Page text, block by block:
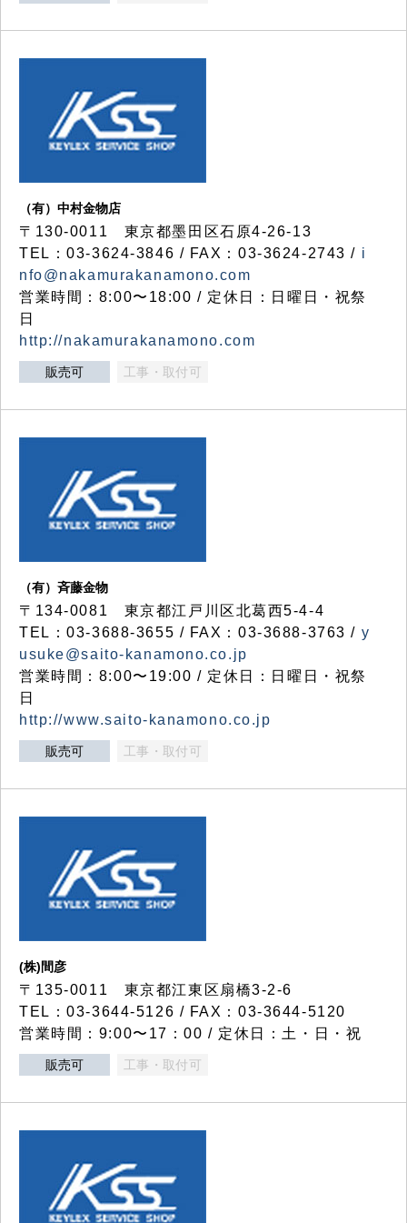
（有）中村金物店
〒130-0011 東京都墨田区石原4-26-13
TEL：03-3624-3846 / FAX：03-3624-2743 / i
nfo@nakamurakanamono.com
営業時間：8:00〜18:00 / 定休日：日曜日・祝祭
日
http://nakamurakanamono.com
販売可 工事・取付可
（有）斉藤金物
〒134-0081 東京都江戸川区北葛西5-4-4
TEL：03-3688-3655 / FAX：03-3688-3763 / y
usuke@saito-kanamono.co.jp
営業時間：8:00〜19:00 / 定休日：日曜日・祝祭
日
http://www.saito-kanamono.co.jp
販売可 工事・取付可
(株)間彦
〒135-0011 東京都江東区扇橋3-2-6
TEL：03-3644-5126 / FAX：03-3644-5120
営業時間：9:00〜17：00 / 定休日：土・日・祝
販売可 工事・取付可